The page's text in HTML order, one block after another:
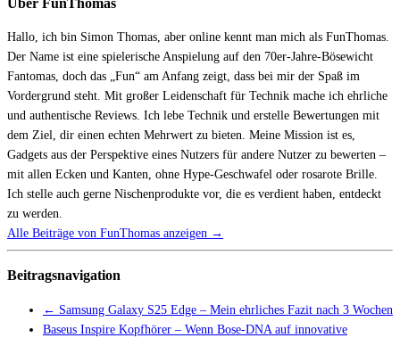
Hallo, ich bin Simon Thomas, aber online kennt man mich als FunThomas.
Der Name ist eine spielerische Anspielung auf den 70er-Jahre-Bösewicht
Fantomas, doch das „Fun“ am Anfang zeigt, dass bei mir der Spaß im
Vordergrund steht. Mit großer Leidenschaft für Technik mache ich ehrliche
und authentische Reviews. Ich lebe Technik und erstelle Bewertungen mit
dem Ziel, dir einen echten Mehrwert zu bieten. Meine Mission ist es,
Gadgets aus der Perspektive eines Nutzers für andere Nutzer zu bewerten –
mit allen Ecken und Kanten, ohne Hype-Geschwafel oder rosarote Brille.
Ich stelle auch gerne Nischenprodukte vor, die es verdient haben, entdeckt
zu werden.
Alle Beiträge von FunThomas anzeigen →
Beitragsnavigation
← Samsung Galaxy S25 Edge – Mein ehrliches Fazit nach 3 Wochen
Baseus Inspire Kopfhörer – Wenn Bose-DNA auf innovative